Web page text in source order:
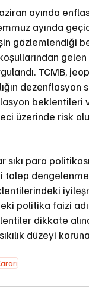
ayında
ayında
gözlemlendiği
TCMB,
dezenflasyon
beklentileri
üzerinde risk
para
politika faizi
dikkate
düzeyi